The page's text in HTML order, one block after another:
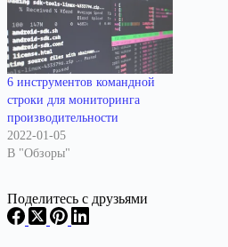
6 инструментов командной
строки для мониторинга
производительности
2022-01-05
В "Обзоры"
Поделитесь с друзьями